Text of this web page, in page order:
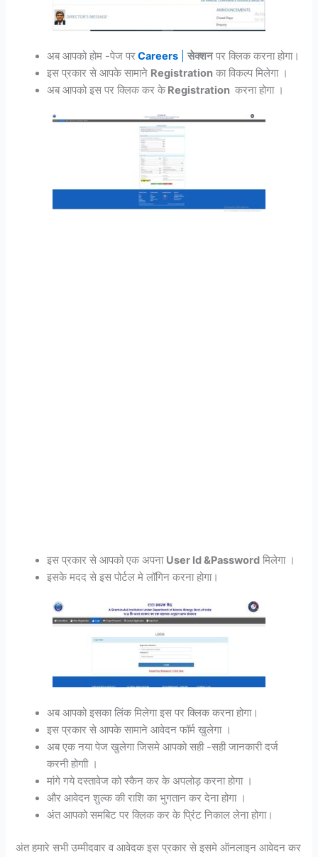
अब आपको होम -पेज परCareers |सेक्शनपर क्लिक करना होगा।
इस प्रकार से आपके सामाने Registration का विकल्प मिलेगा ।
अब आपको इस पर क्लिक कर केRegistration करना होगा ।
इस प्रकार से आपको एक अपना User Id &Password मिलेगा ।
इसके मदद से इस पोर्टल मे लॉगिन करना होगा।
अब आपको इसका लिंक मिलेगा इस पर क्लिक करना होगा।
इस प्रकार से आपके सामाने आवेदन फॉर्म खुलेगा ।
अब एक नया पेज खुलेगा जिसमे आपको सही -सही जानकारी दर्ज
करनी होगाी ।
मांगे गये दस्तावेज को स्कैन कर के अपलोड़ करना होगा ।
और आवेदन शुल्क की राशि का भुगतान कर देना होगा ।
अंत आपको समबिट पर क्लिक कर के प्रिंट निकाल लेना होगा।
अंत हमारे सभी उम्मीदवार व आवेदक इस प्रकार से इसमे ऑनलाइन आवेदन कर